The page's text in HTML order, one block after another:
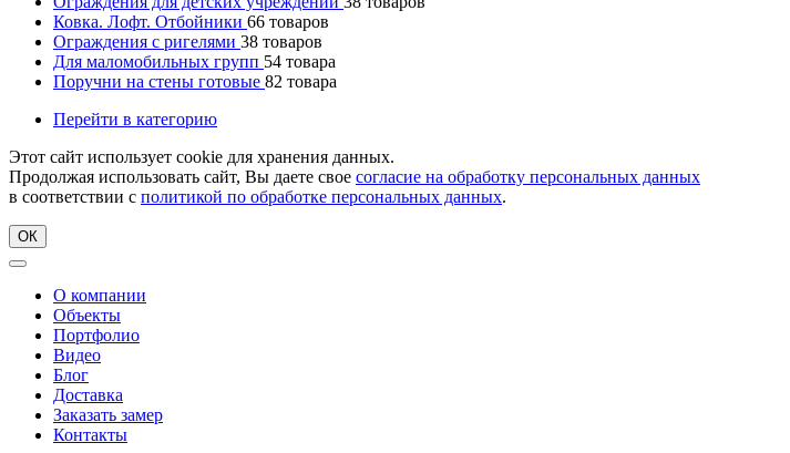
Ковка. Лофт. Отбойники 66 товаров
Ограждения с ригелями 38 товаров
Для маломобильных групп 54 товара
Поручни на стены готовые 82 товара
Перейти в категорию
Этот сайт использует cookie для хранения данных.
Продолжая использовать сайт, Вы даете свое согласие на обработку персональных данных
в соответствии с политикой по обработке персональных данных.
ОК
О компании
Объекты
Портфолио
Видео
Блог
Доставка
Заказать замер
Контакты